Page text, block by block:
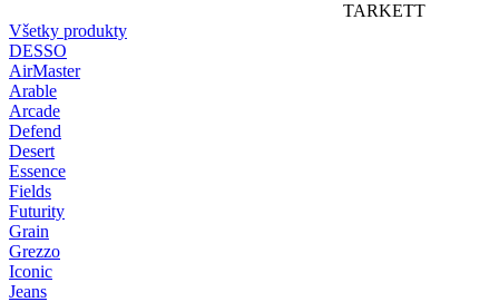
TARKETT
Všetky produkty
DESSO
AirMaster
Arable
Arcade
Defend
Desert
Essence
Fields
Futurity
Grain
Grezzo
Iconic
Jeans